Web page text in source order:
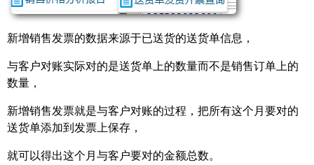
新增销售发票的数据来源于已送货的送货单信息，
与客户对账实际对的是送货单上的数量而不是销售订单上的
数量，
新增销售发票就是与客户对账的过程，把所有这个月要对的
送货单添加到发票上保存，
就可以得出这个月与客户要对的金额总数。